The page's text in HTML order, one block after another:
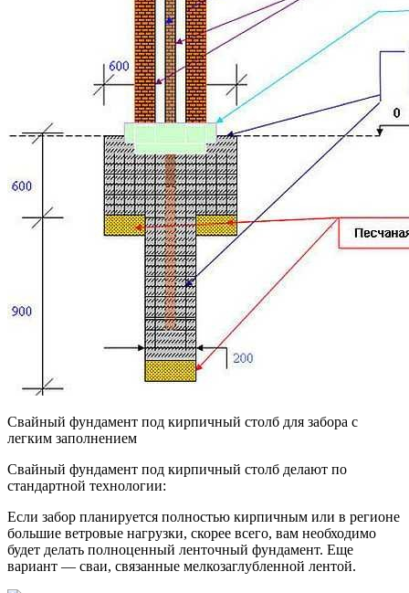
Свайный фундамент под кирпичный столб для забора с
легким заполнением
Свайный фундамент под кирпичный столб делают по
стандартной технологии:
Если забор планируется полностью кирпичным или в регионе
большие ветровые нагрузки, скорее всего, вам необходимо
будет делать полноценный ленточный фундамент. Еще
вариант — сваи, связанные мелкозаглубленной лентой.